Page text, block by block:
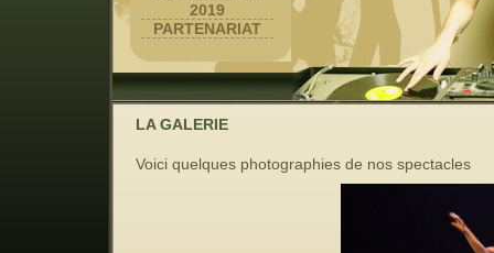
2019
PARTENARIAT
LA GALERIE
Voici quelques photographies de nos spectacles